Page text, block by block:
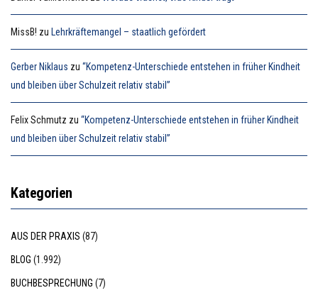
MissB! zu Lehrkräftemangel – staatlich gefördert
Gerber Niklaus zu “Kompetenz-Unterschiede entstehen in früher Kindheit
und bleiben über Schulzeit relativ stabil”
Felix Schmutz zu “Kompetenz-Unterschiede entstehen in früher Kindheit
und bleiben über Schulzeit relativ stabil”
Kategorien
AUS DER PRAXIS (87)
BLOG (1.992)
BUCHBESPRECHUNG (7)